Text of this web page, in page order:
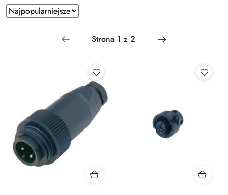
Zastosowano
sortowanie:
Najpopularniejsze.
Sortuj
według